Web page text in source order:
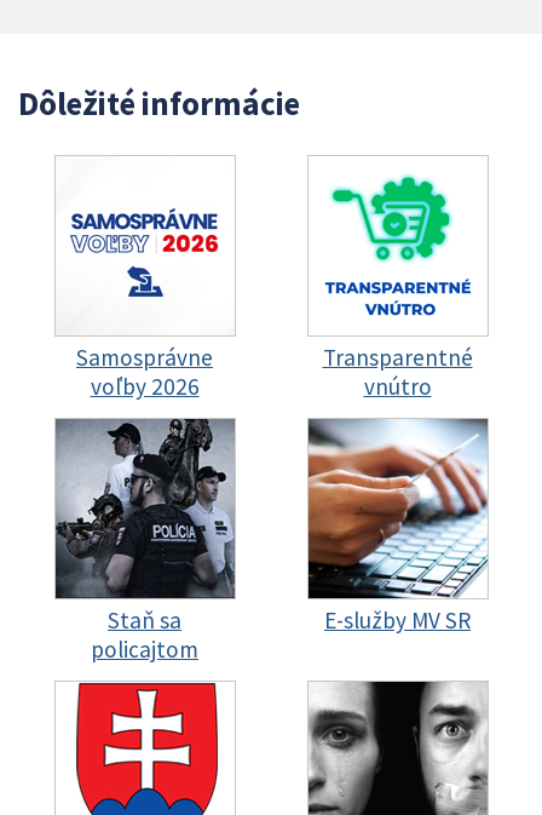
Dôležité informácie
Samosprávne
voľby 2026
Transparentné
vnútro
Staň sa
policajtom
E-služby MV SR